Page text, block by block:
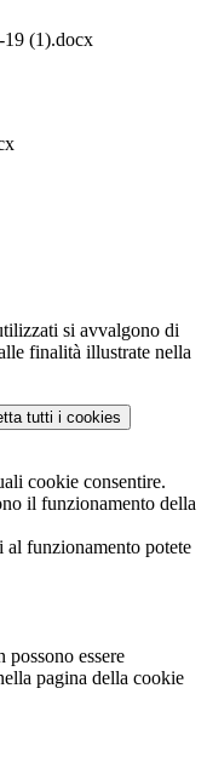
19 (1).docx
si avvalgono di
finalità illustrate nella
tutti i cookies
cookie consentire.
il funzionamento della
al funzionamento potete
essere
pagina della cookie